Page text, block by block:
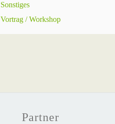
Sonstiges
Vortrag / Workshop
Partner